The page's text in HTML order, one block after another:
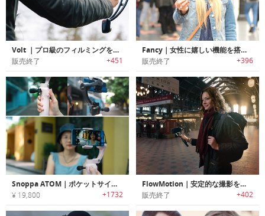
Volt ｜プロ級のフィルミングを可能にするスマホ用スタビライザー「ボルト」
販売終了 +451
Fancy｜女性に嬉しい機能を搭載したスマホ用スリムコンパクトスタビライザー「ファンシー」
販売終了 +396
Snoppa ATOM｜ポケットサイズの折りたたみ式スマートフォン用3軸ジンバル「アトム」
¥ 19,800 +1732
FlowMotion｜安定的な撮影を可能にするスマホ用スタビライザー「フローモーション」
販売終了 +402